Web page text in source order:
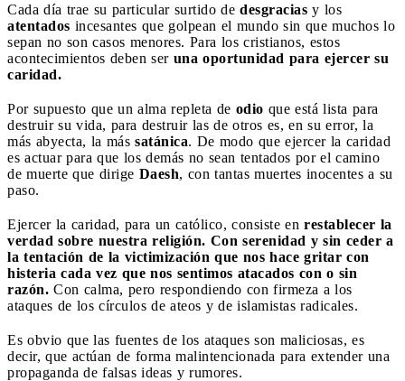
Cada día trae su particular surtido de desgracias y los
atentados incesantes que golpean el mundo sin que muchos lo
sepan no son casos menores. Para los cristianos, estos
acontecimientos deben ser una oportunidad para ejercer su
caridad.
Por supuesto que un alma repleta de odio que está lista para
destruir su vida, para destruir las de otros es, en su error, la
más abyecta, la más satánica. De modo que ejercer la caridad
es actuar para que los demás no sean tentados por el camino
de muerte que dirige Daesh, con tantas muertes inocentes a su
paso.
Ejercer la caridad, para un católico, consiste en restablecer la
verdad sobre nuestra religión. Con serenidad y sin ceder a
la tentación de la victimización que nos hace gritar con
histeria cada vez que nos sentimos atacados con o sin
razón. Con calma, pero respondiendo con firmeza a los
ataques de los círculos de ateos y de islamistas radicales.
Es obvio que las fuentes de los ataques son maliciosas, es
decir, que actúan de forma malintencionada para extender una
propaganda de falsas ideas y rumores.